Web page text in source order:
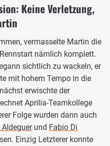
Keine Verletzung,
vermasselte Martin die
nämlich komplett.
sichtlich zu wackeln, er
mit hohem Tempo in die
erwischte der
Aprilia-Teamkollege
Folge wurden dann auch
Aldeguerund Fabio Di
Einzig Letzterer konnte